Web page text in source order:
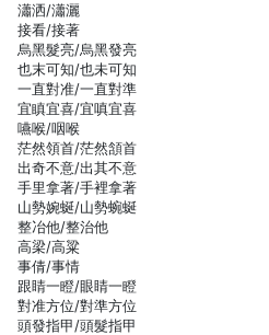
瀟洒/瀟灑
接看/接著
烏黑髮亮/烏黑發亮
也末可知/也未可知
一直對准/一直對準
宜瞋宜喜/宜嗔宜喜
嚥喉/咽喉
茫然領首/茫然頷首
出奇不意/出其不意
手里拿著/手裡拿著
山勢婉蜒/山勢蜿蜒
整冶他/整治他
高梁/高粱
事倩/事情
跟睛一瞪/眼睛一瞪
對准方位/對準方位
頭發指甲/頭髮指甲